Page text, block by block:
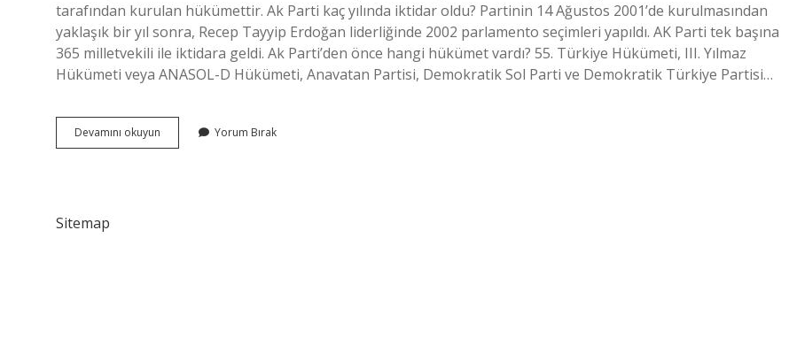
tarafından kurulan hükümettir. Ak Parti kaç yılında iktidar oldu? Partinin 14 Ağustos 2001’de kurulmasından
yaklaşık bir yıl sonra, Recep Tayyip Erdoğan liderliğinde 2002 parlamento seçimleri yapıldı. AK Parti tek başına
365 milletvekili ile iktidara geldi. Ak Parti’den önce hangi hükümet vardı? 55. Türkiye Hükümeti, III. Yılmaz
Hükümeti veya ANASOL-D Hükümeti, Anavatan Partisi, Demokratik Sol Parti ve Demokratik Türkiye Partisi…
Devamını okuyun
De
Yorum Bırak
Sitemap